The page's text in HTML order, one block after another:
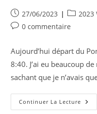
Publication
publiée :
27/06/2023
Post
category:
2023
Commentaires
la
publication :
0 commentaire
Aujourd’hui départ du
8:40. J’ai eu beaucoup
sachant que je n’avais
Continuer La Lecture Jour
24